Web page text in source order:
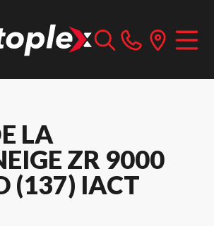
LA
ZR 9000
(137) IACT